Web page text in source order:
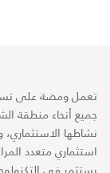
تعمل ومضة على
جميع أنحاء منطقة
نشاطها
استثماري متعدد